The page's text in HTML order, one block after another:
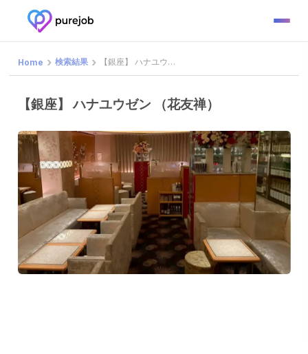
Home 検索結果 【銀座】 ハナユウゼン （花友禅）
【銀座】 ハナユウゼン （花友禅）